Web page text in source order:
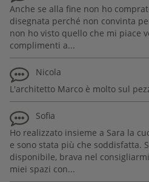
Anche se alla fine non ho
disegnata perché non convinta
non ho visto quello che mi piace
complimenti a...
Nicola
L'architetto Marco è molto sul
Sofia
Ho realizzato insieme a Sara la
e sono stata più che soddisfatta.
disponibile, brava nel
miei spazi con...